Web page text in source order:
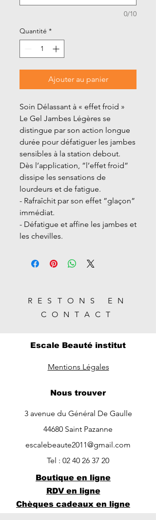
0/10
Quantité *
Ajouter au panier
Soin Délassant à « effet froid »
Le Gel Jambes Légères se
distingue par son action longue
durée pour défatiguer les jambes
sensibles à la station debout.
Dès l’application, ”l’effet froid”
dissipe les sensations de
lourdeurs et de fatigue.
- Rafraîchit par son effet ”glaçon”
immédiat.
- Défatigue et affine les jambes et
les chevilles.
RESTONS EN
CONTACT
Escale Beauté institut
Mentions Légales
Nous trouver
3 avenue du Général De Gaulle
44680 Saint Pazanne
escalebeaute2011@gmail.com
Tel : 02 40 26 37 20
Boutique en ligne
RDV en ligne
Chèques cadeaux en ligne